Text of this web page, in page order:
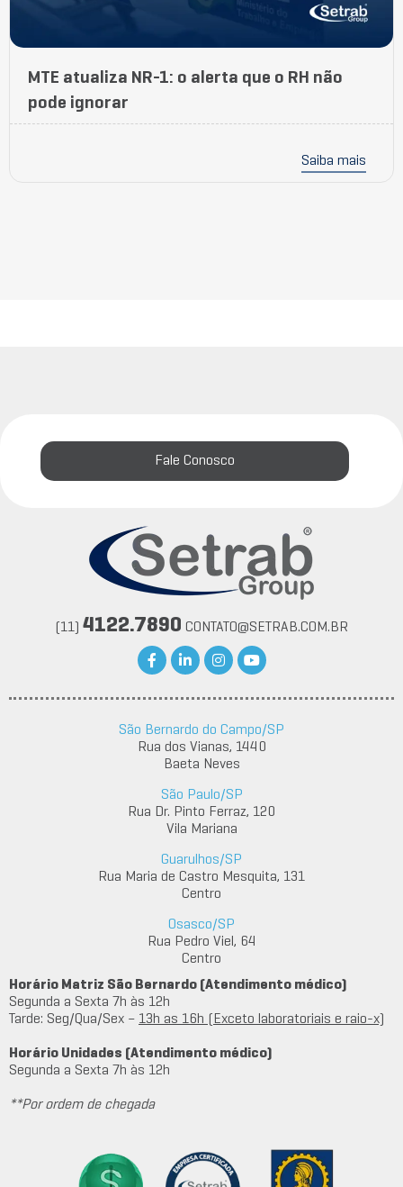
MTE atualiza NR-1: o alerta que o RH não
pode ignorar
Saiba mais
(11) 4122.7890 CONTATO@SETRAB.COM.BR
São Bernardo do Campo/SP
Rua dos Vianas, 1440
Baeta Neves
São Paulo/SP
Rua Dr. Pinto Ferraz, 120
Vila Mariana
Guarulhos/SP
Rua Maria de Castro Mesquita, 131
Centro
Osasco/SP
Rua Pedro Viel, 64
Centro
Horário Matriz São Bernardo (Atendimento médico)
Segunda a Sexta 7h às 12h
Tarde: Seg/Qua/Sex – 13h as 16h (Exceto laboratoriais e raio-x)
Horário Unidades (Atendimento médico)
Segunda a Sexta 7h às 12h
**Por ordem de chegada
Fale Conosco